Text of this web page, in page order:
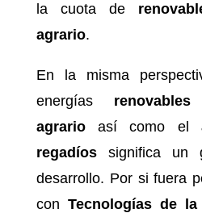
la cuota de
agrario.
En la misma
energías
agrarioasí como el
regadíossignifica un
desarrollo. Por si fuera
conTecnologías de